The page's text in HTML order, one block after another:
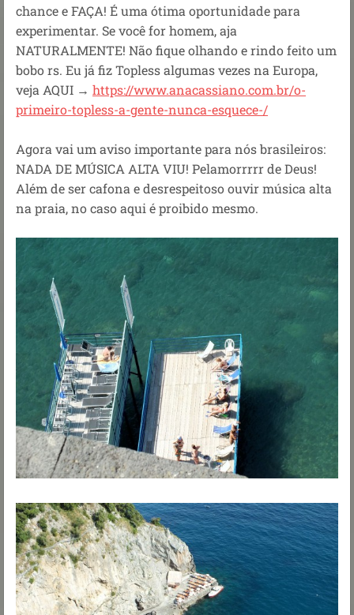
chance e FAÇA! É uma ótima oportunidade para
experimentar. Se você for homem, aja
NATURALMENTE! Não fique olhando e rindo feito um
bobo rs. Eu já fiz Topless algumas vezes na Europa,
veja AQUI → https://www.anacassiano.com.br/o-
primeiro-topless-a-gente-nunca-esquece-/
Agora vai um aviso importante para nós brasileiros:
NADA DE MÚSICA ALTA VIU! Pelamorrrrr de Deus!
Além de ser cafona e desrespeitoso ouvir música alta
na praia, no caso aqui é proibido mesmo.